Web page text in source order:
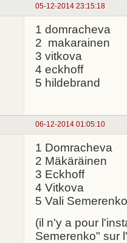
05-12-2014 23:15:18
1 domracheva
2 makarainen
3 vitkova
4 eckhoff
5 hildebrand
06-12-2014 01:05:10
1 Domracheva
2 Mäkäräinen
3 Eckhoff
4 Vitkova
5 Vali Semerenko
(il n'y a pour
Semerenko" sur